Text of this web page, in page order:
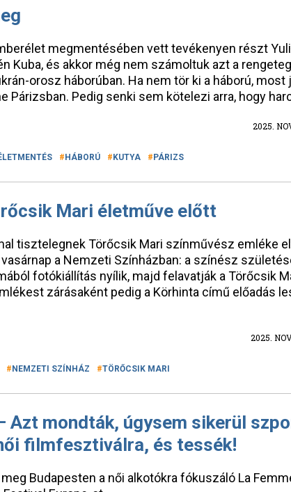
megmentésében vett tevékenyen részt
Kuba, és akkor még nem számoltuk azt a
orosz háborúban. Ha nem tör ki a háború, most
Párizsban. Pedig senki sem kötelezi arra, hogy
2025.
HÁBORÚ KUTYA PÁRIZS
Mari életműve előtt
tisztelegnek Törőcsik Mari színművész emléke
a Nemzeti Színházban: a színész
fotókiállítás nyílik, majd felavatják a Törőcsik
zárásaként pedig a Körhinta című előadás
2025.
NEMZETI SZÍNHÁZ TÖRŐCSIK MARI
Azt mondták, úgysem sikerül
filmfesztiválra, és tessék!
Budapesten a női alkotókra fókuszáló La